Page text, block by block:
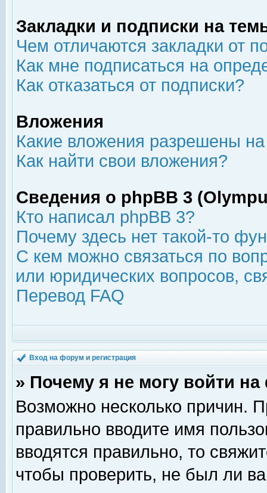
Закладки и подписки на
Чем отличаются закладки от
Как мне подписаться на
Как отказаться от подписки?
Вложения
Какие вложения разрешены
Как найти свои вложения?
Сведения о phpBB 3
Кто написал phpBB 3?
Почему здесь нет такой-то
С кем можно связаться по
или юридических вопросов,
Перевод FAQ
Вход на форум и регистрация
» Почему я не могу войти
Возможно несколько причин.
правильно вводите имя
вводятся правильно, то
чтобы проверить, не был ли